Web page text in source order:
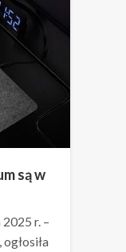
są w
r. –